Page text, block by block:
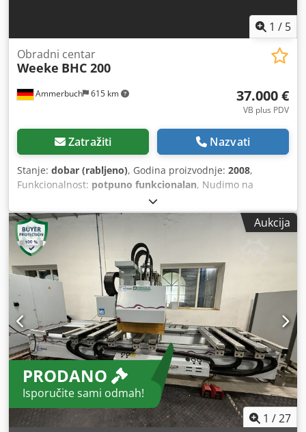
1 / 5
Ammerbuch 615 km
Obradni centar
Weeke BHC 200
37.000 €
VB plus PDV
Zatražiti Nazvati
Stanje: dobar (rabljeno), Godina proizvodnje: 2008,
Funkcionalnost: potpuno funkcionalan, Nudimo na
prodaju: WEEKE (Homag sustavi za bušenje) – OPTIMAT
BHC 200 – Visokoprecizni CNC obradni centar s woodWOP
8! Tehnički podaci: • Godina proizvodnje: 2008 SUSTAV
VOĐENJA I POGONSKA TEHNOLOGIJA • - linearni vodilni
sustav zaštićen od prašine • - pogon zupčastom letvom u
smjeru X te kuglični vijak u smjeru Y i Z • Hodovi osi: - Y =
1822 mm - Z1 = 300 mm - Z2 = 185 mm • Radni stol: • X =
5250 mm (duljina) • Y = 1250 mm (širina) • Z = 100 mm
(debljina) Optimat BHC200 • Upravljački sustav: HOMAG
PowerControl/woodWOP • Oprema: o Automatski
izmjenjivač alata o Viševretena glava za bušenje o
Integrirani vakuumski stol za sigurno pričvršćivanje o
Obrada drva, plastike i lakih metala • Stanje: dobro; vrlo
dobro održavano, redovito servisirano / zadnji servis 03/25
• 10/2022 – Mjere modernizacije stroja: - Novi računalni
sustav stroja / Siemens industrijski PC - woodWOP 8 /
Windows 10 ažuriranje Prednosti HOMAG BHC200: •
Aukcija
PRODANO
Isporučite sami odmah!
1 /27